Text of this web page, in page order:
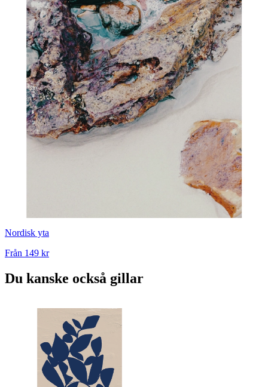
Nordisk yta
Från 149 kr
Du kanske också gillar